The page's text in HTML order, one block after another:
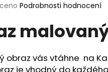
Podrobnosti hodnocení
obraz vás vtáhne na
je vhodný do